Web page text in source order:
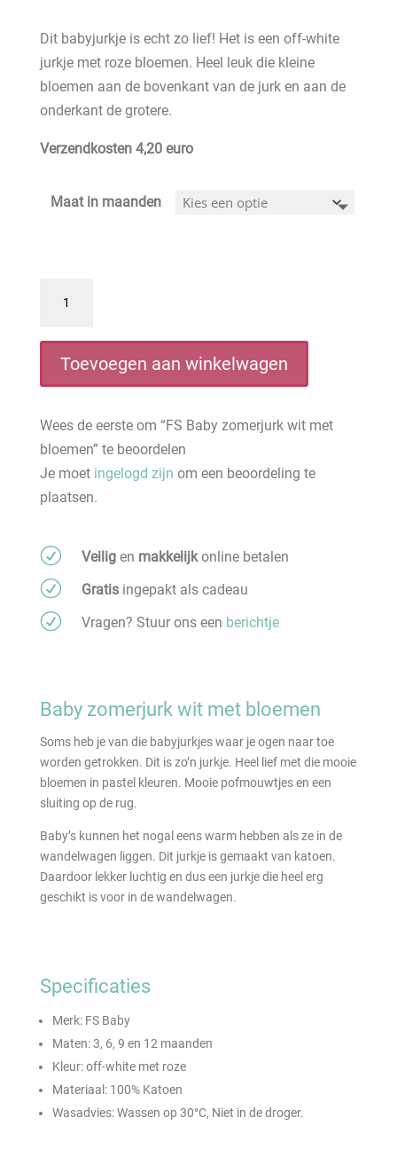
Dit babyjurkje is echt zo lief! Het is een off-white
jurkje met roze bloemen. Heel leuk die kleine
bloemen aan de bovenkant van de jurk en aan de
onderkant de grotere.
Verzendkosten 4,20 euro
Maat in maanden
zomerjurk
met
aantal
Toevoegen aan winkelwagen
Wees de eerste om “FS Baby zomerjurk wit met
bloemen” te beoordelen
Je moet ingelogd zijn om een beoordeling te
plaatsen.
R Veiligen makkelijkonline betalen
R Gratisingepakt als cadeau
R Vragen? Stuur ons een berichtje
Baby zomerjurk wit met bloemen
Soms heb je van die babyjurkjes waar je ogen naar toe
worden getrokken. Dit is zo’n jurkje. Heel lief met die mooie
bloemen in pastel kleuren. Mooie pofmouwtjes en een
sluiting op de rug.
Baby’s kunnen het nogal eens warm hebben als ze in de
wandelwagen liggen. Dit jurkje is gemaakt van katoen.
Daardoor lekker luchtig en dus een jurkje die heel erg
geschikt is voor in de wandelwagen.
Specificaties
Merk: FS Baby
Maten: 3, 6, 9 en 12 maanden
Kleur: off-white met roze
Materiaal: 100% Katoen
Wasadvies: Wassen op 30°C, Niet in de droger.